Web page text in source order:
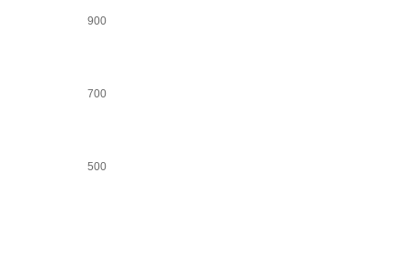
900
700
500